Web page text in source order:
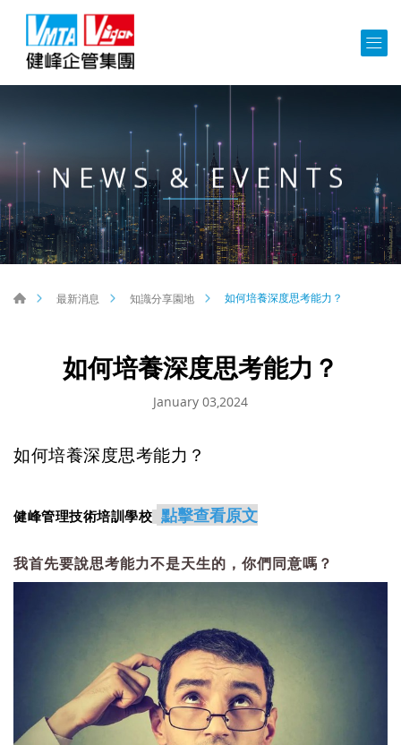
NEWS & EVENTS
最新消息 知識分享園地 如何培養深度思考能力？
如何培養深度思考能力？
January 03,2024
如何培養深度思考能力？
健峰管理技術培訓學校 點擊查看原文
我首先要說思考能力不是天生的，你們同意嗎？